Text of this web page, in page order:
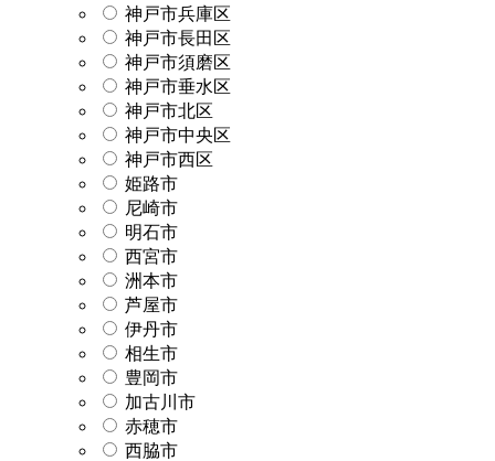
神戸市兵庫区
神戸市長田区
神戸市須磨区
神戸市垂水区
神戸市北区
神戸市中央区
神戸市西区
姫路市
尼崎市
明石市
西宮市
洲本市
芦屋市
伊丹市
相生市
豊岡市
加古川市
赤穂市
西脇市